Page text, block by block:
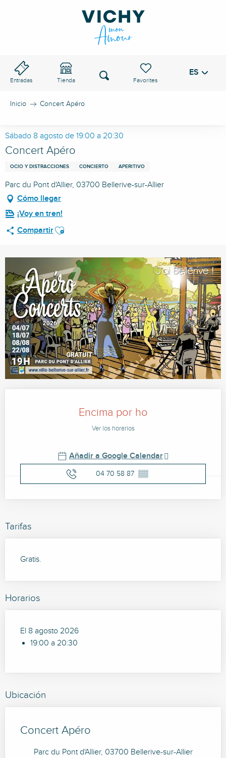
Entradas Tienda
Voir les favoris
Buscar ES
Inicio Concert Apéro
Sábado 8 agosto de 19:00 a 20:30
Concert Apéro
OCIO Y DISTRACCIONES CONCIERTO APERITIVO
Parc du Pont d'Allier, 03700 Bellerive-sur-Allier
Cómo llegar
¡Voy en tren!
CompartirAjouter aux favoris
Encima por ho
Ver los horarios
Añadir a Google Calendar
04 70 58 87 ▒▒
Tarifas
Gratis.
Horarios
El 8 agosto 2026
19:00 a 20:30
Ubicación
Concert Apéro
Parc du Pont d'Allier, 03700 Bellerive-sur-Allier